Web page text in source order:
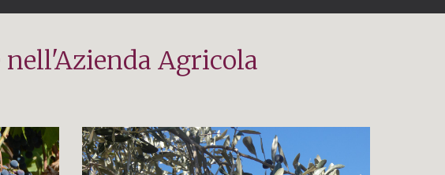
nell'Azienda Agricola